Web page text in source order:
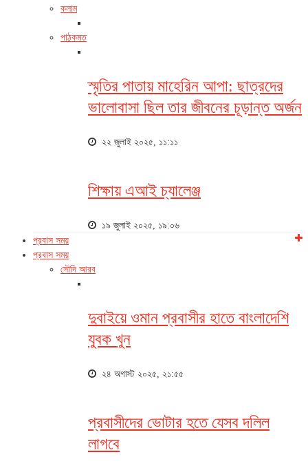
কলাম
পাঠকমত
স্মৃতির পাতায় মাহেরিন আপা: ছাত্রদের
ভালোবাসা ছিল তার জীবনের চূড়ান্ত অর্জন
২২ জুলাই ২০২৫, ১১:১১
শিক্ষায় এআই চ্যালেঞ্জ
১৯ জুলাই ২০২৫, ১৯:০৬
প্রবাস সময়
প্রবাস সময়
সৌদি আরব
দুবাইয়ে ওমান প্রবাসীর হাতে বাংলাদেশি
যুবক খুন
২৪ অগাস্ট ২০২৫, ২১:৫৫
প্রবাসীদের ভোটার হতে যেসব দলিল
লাগবে